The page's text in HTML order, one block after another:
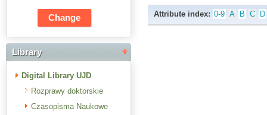
Library
Digital Library UJD
Rozprawy doktorskie
Czasopisma Naukowe
Attribute index: 0-9 A B C D